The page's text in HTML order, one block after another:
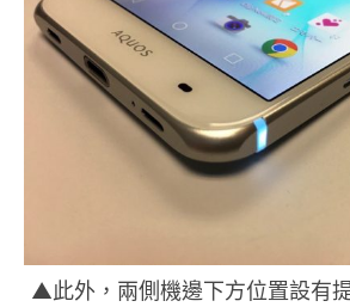
▲此外，兩側機邊下方位置設有